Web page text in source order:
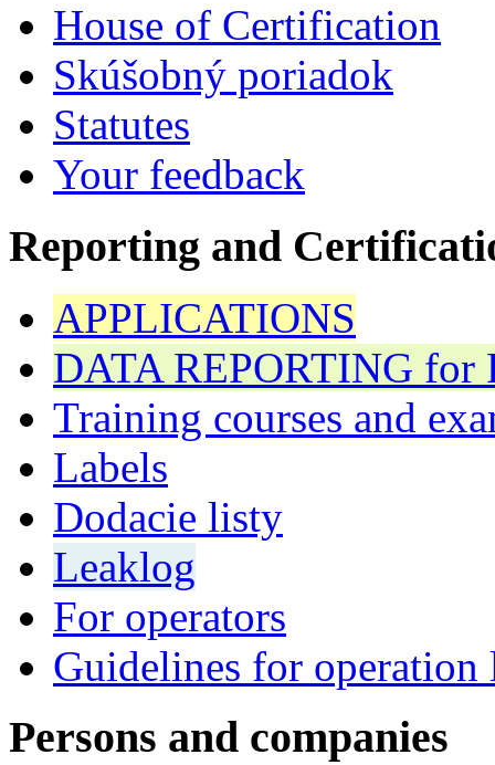
House of Certification
Skúšobný poriadok
Statutes
Your feedback
Reporting and
APPLICATIONS
DATA REPORTING for
Training courses and
Labels
Dodacie listy
Leaklog
For operators
Guidelines for operation
Persons and companies